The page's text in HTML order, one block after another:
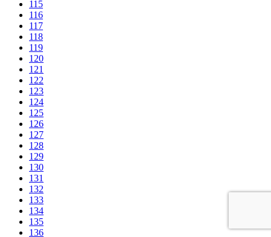
115
116
117
118
119
120
121
122
123
124
125
126
127
128
129
130
131
132
133
134
135
136